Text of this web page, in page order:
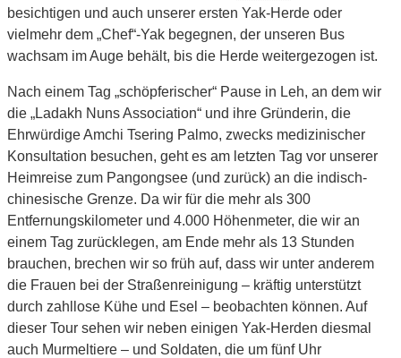
besichtigen und auch unserer ersten Yak-Herde oder
vielmehr dem „Chef“-Yak begegnen, der unseren Bus
wachsam im Auge behält, bis die Herde weitergezogen ist.
Nach einem Tag „schöpferischer“ Pause in Leh, an dem wir
die „Ladakh Nuns Association“ und ihre Gründerin, die
Ehrwürdige Amchi Tsering Palmo, zwecks medizinischer
Konsultation besuchen, geht es am letzten Tag vor unserer
Heimreise zum Pangongsee (und zurück) an die indisch-
chinesische Grenze. Da wir für die mehr als 300
Entfernungskilometer und 4.000 Höhenmeter, die wir an
einem Tag zurücklegen, am Ende mehr als 13 Stunden
brauchen, brechen wir so früh auf, dass wir unter anderem
die Frauen bei der Straßenreinigung – kräftig unterstützt
durch zahllose Kühe und Esel – beobachten können. Auf
dieser Tour sehen wir neben einigen Yak-Herden diesmal
auch Murmeltiere – und Soldaten, die um fünf Uhr